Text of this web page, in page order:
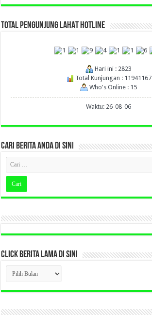
TOTAL PENGUNJUNG LAHAT HOTLINE
Hari ini : 2823
Total Kunjungan : 11941167
Who's Online : 15
Waktu: 26-08-06
CARI BERITA ANDA DI SINI
CLICK BERITA LAMA DI SINI
CLICK
BERITA
LAMA
DI